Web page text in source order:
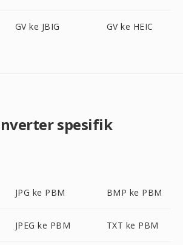
GV ke JBIG GV ke HEIC
spesifik
JPG ke PBM BMP ke PBM
JPEG ke PBM TXT ke PBM